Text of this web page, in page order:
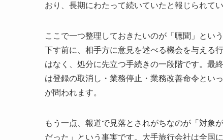
おり、長期にわたって続いていたと報じられてい
ここで一つ整理しておきたいのが「聴聞」とい
下す前に、相手方に意見を述べる機会を与える
はなく、処分に先立つ手続きの一段階です。最
は登録の取消し・業務停止・業務改善命令とい
が問われます。
もう一点、報道で見落とされがちなのが「対象
だった」という事実です。大手旅行会社は全国